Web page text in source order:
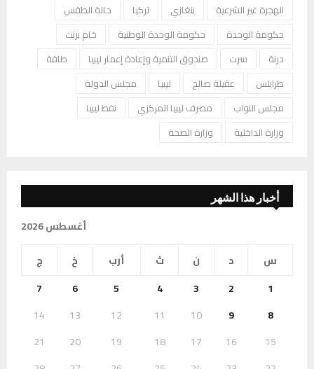
الهجرة غير الشرعية
بنغازي تركيا
حالة الطقس
حكومة الوحدة
حكومة الوحدة الوطنية
خام برنت
درنة
سرت صندوق التنمية وإعادة إعمار ليبيا
طاقة
طرابلس
عقيلة صالح ليبيا
مجلس الدولة
مجلس النواب
مصرف ليبيا المركزي
نفط ليبيا
وزارة الداخلية
وزارة الصحة
أخبار هذا الشهر
أغسطس 2026
س
د ن ث أرب خ
ج
1
2
3
4
5
6
7
8
9
10
11
12
13
14
15
16
17
18
19
20
21